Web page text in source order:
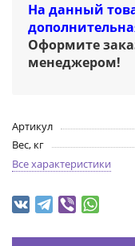
На данный
Оформите
менеджером!
Артикул
Вес, кг
Все характеристики